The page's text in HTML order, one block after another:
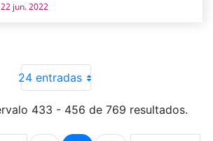
22 jun. 2022
24 entradas
433 - 456 de 769 resultados.